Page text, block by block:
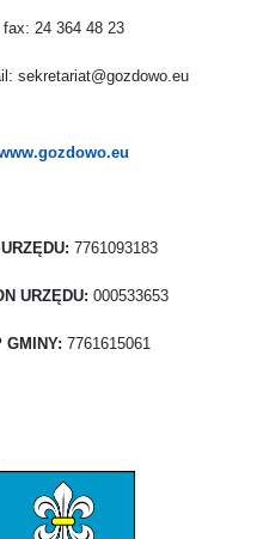
fax: 24 364 48 23
7761093183
URZĘDU: 000533653
GMINY: 7761615061